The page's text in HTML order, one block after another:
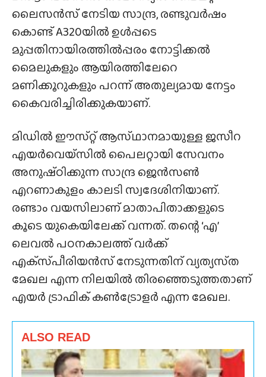
ലൈസൻസ് നേടിയ സാന്ദ്ര, രണ്ടുവർഷം
കൊണ്ട് A320യിൽ ഉൾപ്പടെ
മുപ്പതിനായിരത്തിൽപ്പരം നോട്ടിക്കൽ
മൈലുകളും ആയിരത്തിലേറെ
മണിക്കൂറുകളും പറന്ന് അതുല്യമായ നേട്ടം
കൈവരിച്ചിരിക്കുകയാണ്.
മിഡിൽ ഈസ്‌റ്റ് ആസ്‌ഥാനമായുള്ള ജസീറ
എയർവെയ്‌സിൽ പൈലറ്റായി സേവനം
അനുഷ്‌ഠിക്കുന്ന സാന്ദ്ര ജെൻസൺ
എറണാകുളം കാലടി സ്വദേശിനിയാണ്.
രണ്ടാം വയസിലാണ് മാതാപിതാക്കളുടെ
കൂടെ യുകെയിലേക്ക് വന്നത്. തന്റെ ‘എ’
ലെവൽ പഠനകാലത്ത് വർക്ക്
എക്‌സ്‌പീരിയൻസ് നേടുന്നതിന് വ്യത്യസ്‌ത
മേഖല എന്ന നിലയിൽ തിരഞ്ഞെടുത്തതാണ്
എയർ ട്രാഫിക് കൺട്രോളർ എന്ന മേഖല.
ALSO READ